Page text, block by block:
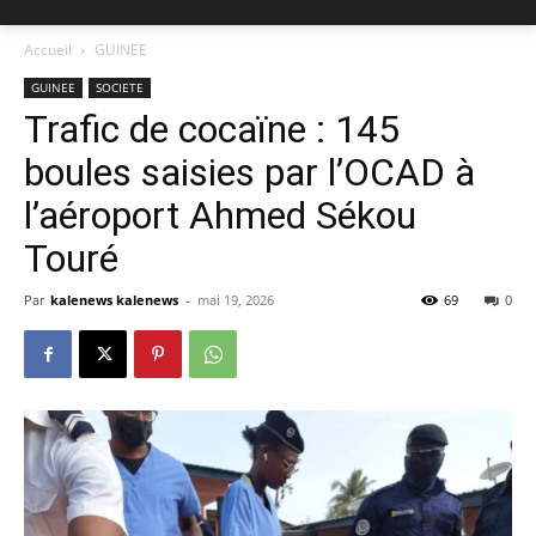
Accueil GUINEE
GUINEE SOCIETE
Trafic de cocaïne : 145
boules saisies par l’OCAD à
l’aéroport Ahmed Sékou
Touré
Par kalenews kalenews - mai 19, 2026 0
69